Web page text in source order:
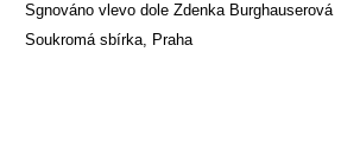
Sgnováno vlevo dole Zdenka Burghauserová
Soukromá sbírka, Praha